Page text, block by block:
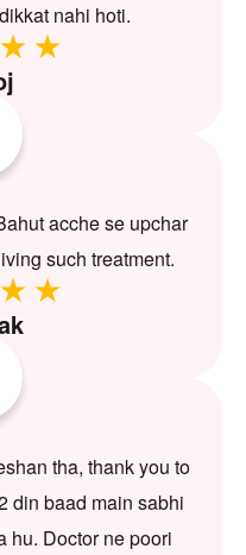
nahi hoti.
acche se upchar
such treatment.
tha, thank you to
din baad main sabhi
hu. Doctor ne poori